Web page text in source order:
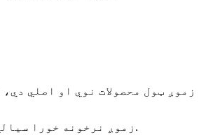
۲) زموږ نرخونه خورا سیالي کوونکي دي.